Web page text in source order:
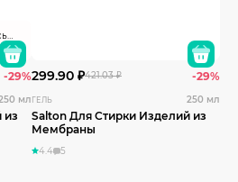
-29%
мл
из
299.90 ₽421.03 ₽ -29%
ГЕЛЬ 250 мл
Salton Для Стирки Изделий из
Мембраны
4.4 5